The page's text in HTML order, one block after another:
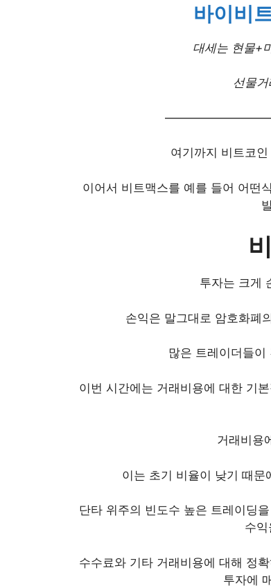
바이비
대세는 현물+
선물
여기까지 비트코
이어서 비트맥스를 예를 들어 어떤
투자는 크게
손익은 말그대로 암호화폐
많은 트레이더들
이번 시간에는 거래비용에 대한 기
거래비용
이는 초기 비율이 낮기 때
단타 위주의 빈도수 높은 트레이딩
수
수수료와 기타 거래비용에 대해 정
투자에